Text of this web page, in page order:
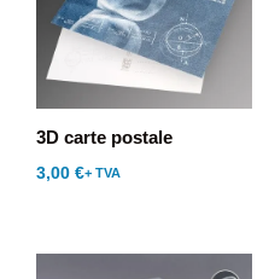
3D carte postale
3,00 €+ TVA